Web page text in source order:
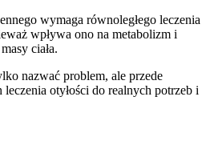
wymaga równoległego leczenia
wpływa ono na metabolizm i
ciała.
nazwać problem, ale przede
otyłości do realnych potrzeb i